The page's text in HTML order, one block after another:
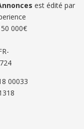
est édité par
000€
00033